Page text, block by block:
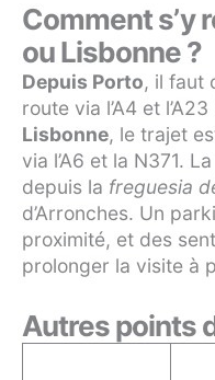
Comment s’y
ou Lisbonne ?
Depuis Porto, il faut
route via l’A4 et
Lisbonne, le trajet
via l’A6 et la N371.
depuis la freguesia
d’Arronches. Un
proximité, et des
prolonger la visite à
Autres points